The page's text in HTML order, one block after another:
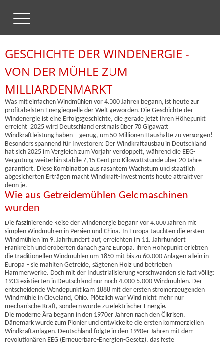
GESCHICHTE DER WINDENERGIE -
VON DER MÜHLE ZUM
MILLIARDENMARKT
Was mit einfachen Windmühlen vor 4.000 Jahren begann, ist heute zur
profitabelsten Energiequelle der Welt geworden. Die Geschichte der
Windenergie ist eine Erfolgsgeschichte, die gerade jetzt ihren Höhepunkt
erreicht: 2025 wird Deutschland erstmals über 70 Gigawatt
Windkraftleistung haben – genug, um 50 Millionen Haushalte zu versorgen!
Besonders spannend für Investoren: Der Windkraftausbau in Deutschland
hat sich 2025 im Vergleich zum Vorjahr verdoppelt, während die EEG-
Vergütung weiterhin stabile 7,15 Cent pro Kilowattstunde über 20 Jahre
garantiert. Diese Kombination aus rasantem Wachstum und staatlich
abgesicherten Erträgen macht Windkraft-Investments heute attraktiver
denn je.
Wie aus Getreidemühlen Geldmaschinen
wurden
Die faszinierende Reise der Windenergie begann vor 4.000 Jahren mit
simplen Windmühlen in Persien und China. In Europa tauchten die ersten
Windmühlen im 9. Jahrhundert auf, erreichten im 11. Jahrhundert
Frankreich und eroberten danach ganz Europa. Ihren Höhepunkt erlebten
die traditionellen Windmühlen um 1850 mit bis zu 60.000 Anlagen allein in
Europa – sie mahlten Getreide, sägtenen Holz und betrieben
Hammerwerke. Doch mit der Industrialisierung verschwanden sie fast völlig:
1933 existierten in Deutschland nur noch 4.000-5.000 Windmühlen. Der
entscheidende Wendepunkt kam 1888 mit der ersten stromerzeugenden
Windmühle in Cleveland, Ohio. Plötzlich war Wind nicht mehr nur
mechanische Kraft, sondern wurde zu elektrischer Energie.
Die moderne Ära begann in den 1970er Jahren nach den Ölkrisen.
Dänemark wurde zum Pionier und entwickelte die ersten kommerziellen
Windkraftanlagen. Deutschland folgte in den 1990er Jahren mit dem
revolutionären EEG (Erneuerbare-Energien-Gesetz), das feste